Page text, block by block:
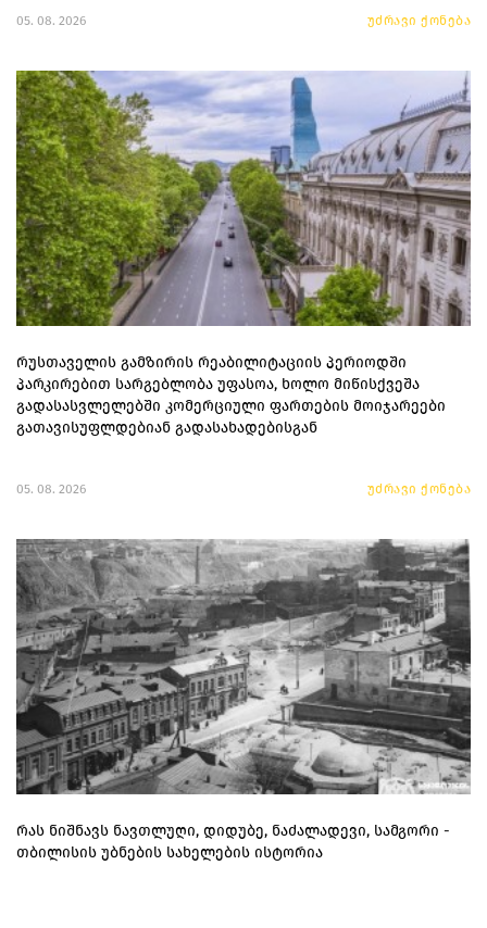
05. 08. 2026 უძრავი ქონება
რუსთაველის გამზირის რეაბილიტაციის პერიოდში
პარკირებით სარგებლობა უფასოა, ხოლო მიწისქვეშა
გადასასვლელებში კომერციული ფართების მოიჯარეები
გათავისუფლდებიან გადასახადებისგან
05. 08. 2026 უძრავი ქონება
რას ნიშნავს ნავთლუღი, დიდუბე, ნაძალადევი, სამგორი -
თბილისის უბნების სახელების ისტორია